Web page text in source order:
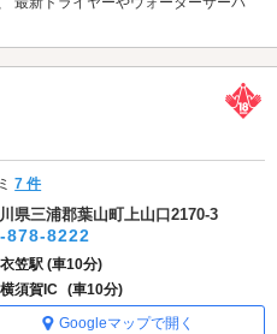
7 件
県三浦郡葉山町上山口2170-3
878-8222
衣笠駅 (車10分)
横須賀IC (車10分)
Googleマップで開く